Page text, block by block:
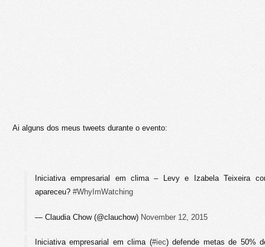
Ai alguns dos meus tweets durante o evento:
Iniciativa empresarial em clima – Levy e Izabela Teixeira
apareceu? #WhyImWatching
— Claudia Chow (@clauchow) November 12, 2015
Iniciativa empresarial em clima (#iec) defende metas de 50%